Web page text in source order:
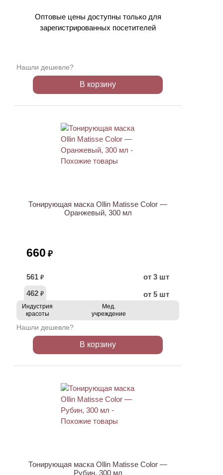
Оптовые цены доступны только для
зарегистрированных посетителей
Нашли дешевле?
В корзину
Тонирующая маска Ollin Matisse Color —
Оранжевый, 300 мл
660 ₽
561 ₽
от 3 шт
462 ₽ от 5 шт
Индустрия
красоты
Мед.
учреждение
Нашли дешевле?
В корзину
Тонирующая маска Ollin Matisse Color —
Рубин, 300 мл